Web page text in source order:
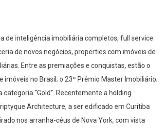
inteligência imobiliária completos, full service
de novos negócios, properties com imóveis de
Entre as premiações e conquistas, estão o
no Brasil; o 23º Prêmio Master Imobiliário;
“Gold”. Recentemente a holding
Architecture, a ser edificado em Curitiba
nos arranha-céus de Nova York, com vista